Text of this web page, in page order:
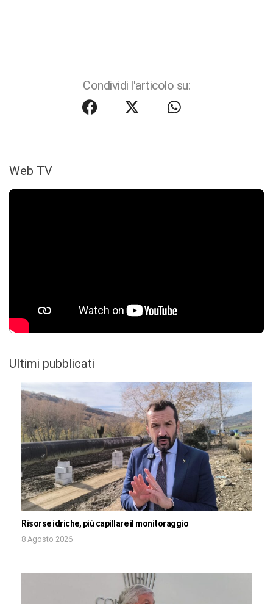
Condividi l'articolo su:
Web TV
Ultimi pubblicati
Risorse idriche, più capillare il monitoraggio
8 Agosto 2026